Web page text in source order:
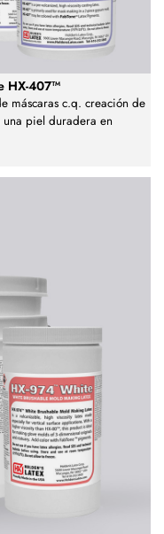
HX-407™
máscaras c.q. creación de
una piel duradera en